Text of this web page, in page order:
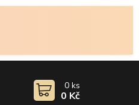
0 ks
0 Kč